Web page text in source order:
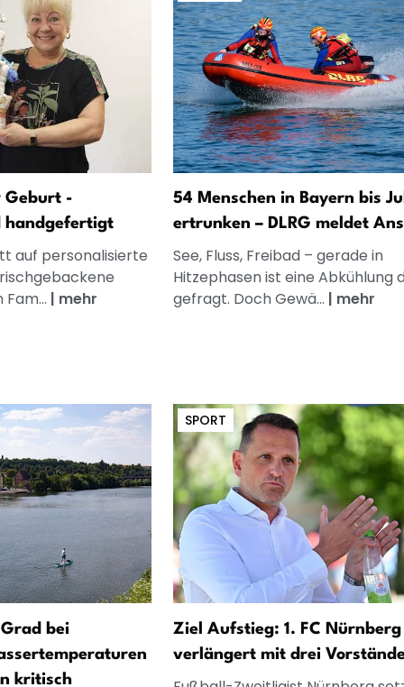
Geburt -
handgefertigt
auf personalisierte
| mehr
54 Menschen in Bayern bis
ertrunken – DLRG meldet
See, Fluss, Freibad – gerade in
Hitzephasen ist eine Abkühlung
gefragt. Doch Gewä... | mehr
bei
kritisch
SPORT
Ziel Aufstieg: 1. FC Nürnberg
verlängert mit drei